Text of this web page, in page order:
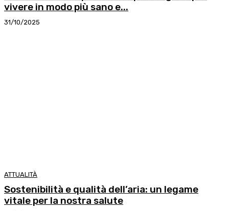
vivere in modo più sano e...
31/10/2025
ATTUALITÀ
Sostenibilità e qualità dell’aria: un legame
vitale per la nostra salute